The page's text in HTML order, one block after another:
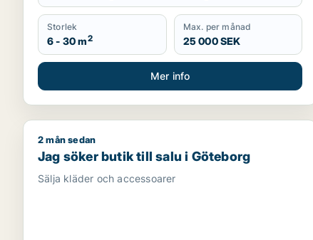
Storlek
6 - 30 m2
Max. per månad
25 000 SEK
Mer info
Jag söker butik till salu i Göteborg
2 mån sedan
Jag söker butik till salu i Göteborg
Sälja kläder och accessoarer